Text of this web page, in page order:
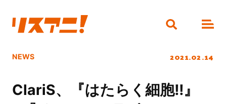
NEWS 2021.02.14
ClariS、『はたらく細胞!!』